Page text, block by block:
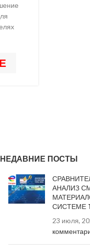
НЕДАВНИЕ ПОСТЫ
АНАЛИЗ
СИСТЕМЕ
23 июля,